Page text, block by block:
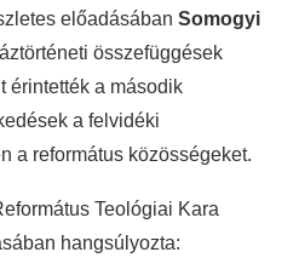
előadásában Somogyi
összefüggések
érintették a második
a felvidéki
a református közösségeket.
Teológiai Kara
hangsúlyozta: